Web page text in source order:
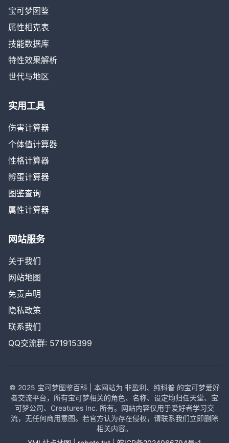
宝可梦图鉴
属性相克表
技能数据库
特性效果解析
世代与地区
实用工具
伤害计算器
个体值计算器
性格计算器
孵蛋计算器
图鉴查询
属性计算器
网站服务
关于我们
网站地图
免责声明
隐私政策
联系我们
QQ交流群: 571915399
© 2025 宝可梦图鉴百科 | 本网站为 非盈利、纯科普 的宝可梦爱好
者交流平台，所有宝可梦相关的角色、名称、设定均归任天堂、宝
可梦公司、Creatures Inc. 所有。网站内容仅用于爱好者学习交
流，无任何商用意图。若官方认为存在侵权，请联系我们立即删除
相关内容。